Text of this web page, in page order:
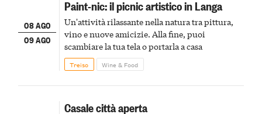
08 AGO
09 AGO
Paint-nic: il picnic artistico in Langa
Un'attività rilassante nella natura tra pittura,
vino e nuove amicizie. Alla fine, puoi
scambiare la tua tela o portarla a casa
Treiso Wine & Food
Casale città aperta